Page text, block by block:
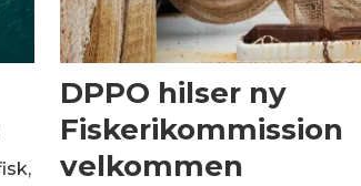
DPPO hilser ny
Fiskerikommission
velkommen